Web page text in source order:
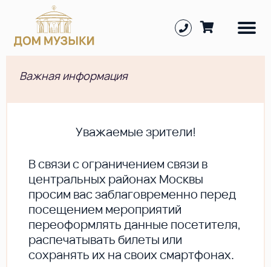
Важная информация
Уважаемые зрители!
В cвязи с ограничением связи в
центральных районах Москвы
просим вас заблаговременно перед
посещением мероприятий
переоформлять данные посетителя,
распечатывать билеты или
сохранять их на своих смартфонах.